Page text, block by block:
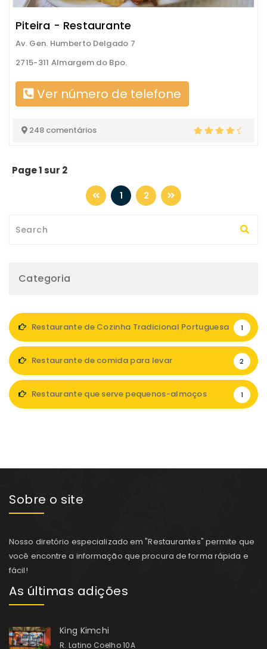
Piteira - Restaurante
Av. Gen. Humberto Delgado 7
2715-311 Almargem do Bpo.
Ver número de telefone
248 comentários
Page 1 sur 2
1 2
Categoria
Restaurante de Cozinha Tradicional Portuguesa 1
Restaurante de comida para levar 2
Restaurante que serve pequenos-almoços 1
Sobre o site
Nosso diretório especializado em "Restaurantes" permite que
você encontre a informação que procura de forma rápida e
fácil!
As últimas adições
King Kimchi
R. Latino Coelho 10A